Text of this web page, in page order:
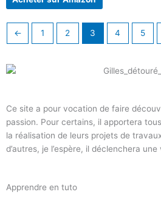
← 1 2 3 4 5
Ce site a pour vocation de faire
passion. Pour certains, il apportera
la réalisation de leurs projets de
d’autres, je l’espère, il déclenchera
Apprendre en tuto